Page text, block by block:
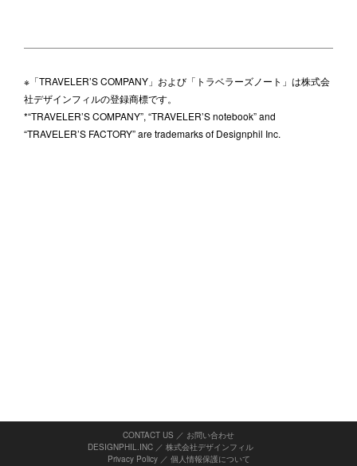
※「TRAVELER’S COMPANY」および「トラベラーズノート」は株式会
社デザインフィルの登録商標です。
*“TRAVELER’S COMPANY”, “TRAVELER’S notebook” and
“TRAVELER’S FACTORY” are trademarks of Designphil Inc.
CONTACT US ／ お問い合わせ
DESIGNPHIL.INC ／ 株式会社デザインフィル
Privacy Policy／ 個人情報保護について